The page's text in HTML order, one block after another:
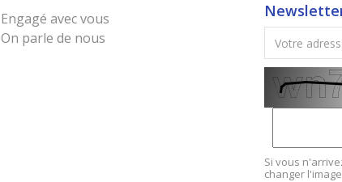
Engagé avec vous
On parle de nous
Si vous
changer